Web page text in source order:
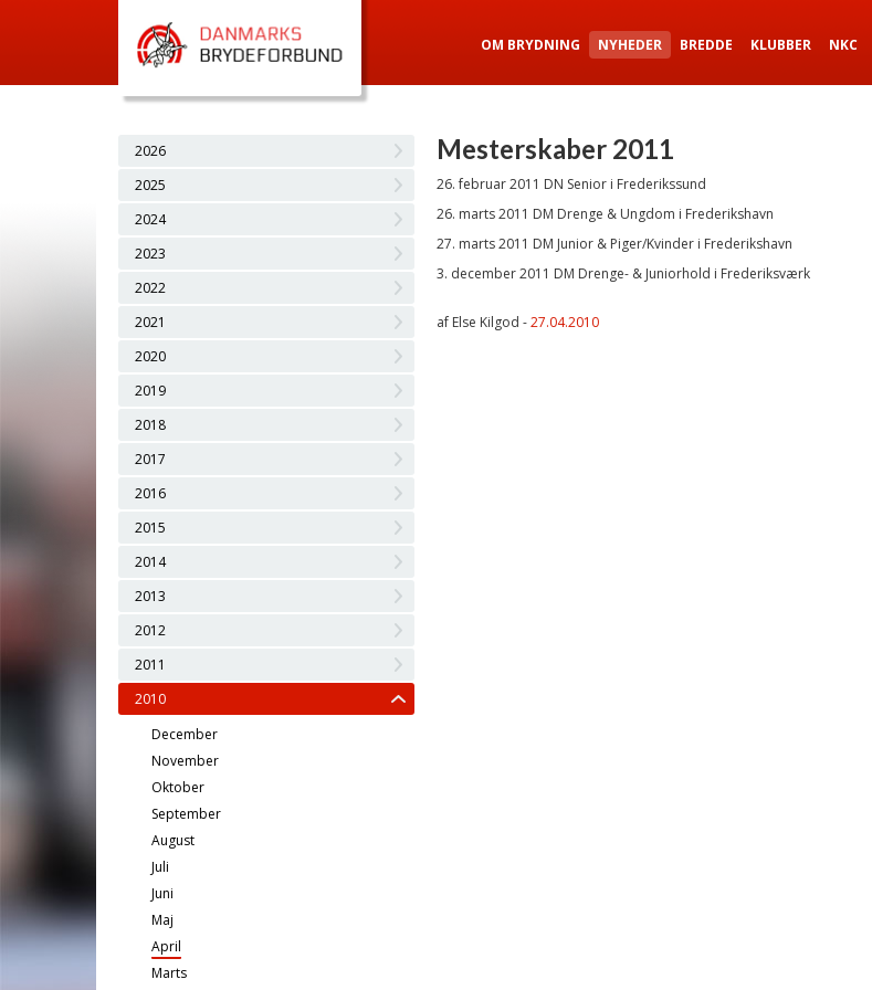
OM BRYDNING NYHEDER BREDDE KLUBBER NKC
2026
2025
2024
2023
2022
2021
2020
2019
2018
2017
2016
2015
2014
2013
2012
2011
2010
December
November
Oktober
September
August
Juli
Juni
Maj
April
Marts
Mesterskaber 2011
26. februar 2011 DN Senior i Frederikssund
26. marts 2011 DM Drenge & Ungdom i Frederikshavn
27. marts 2011 DM Junior & Piger/Kvinder i Frederikshavn
3. december 2011 DM Drenge- & Juniorhold i Frederiksværk
af Else Kilgod -27.04.2010